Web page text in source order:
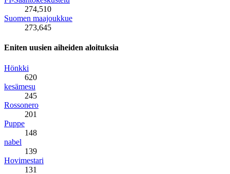
274,510
Suomen maajoukkue
273,645
Eniten uusien aiheiden aloituksia
Hönkki
620
kesämesu
245
Rossonero
201
Puppe
148
nabel
139
Hovimestari
131